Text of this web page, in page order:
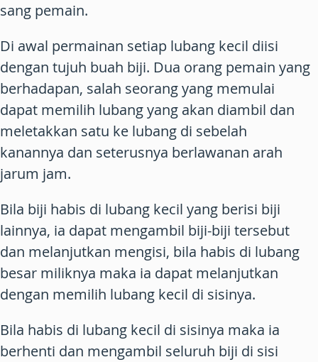
sang pemain.
Di awal permainan setiap lubang kecil diisi
dengan tujuh buah biji. Dua orang pemain yang
berhadapan, salah seorang yang memulai
dapat memilih lubang yang akan diambil dan
meletakkan satu ke lubang di sebelah
kanannya dan seterusnya berlawanan arah
jarum jam.
Bila biji habis di lubang kecil yang berisi biji
lainnya, ia dapat mengambil biji-biji tersebut
dan melanjutkan mengisi, bila habis di lubang
besar miliknya maka ia dapat melanjutkan
dengan memilih lubang kecil di sisinya.
Bila habis di lubang kecil di sisinya maka ia
berhenti dan mengambil seluruh biji di sisi